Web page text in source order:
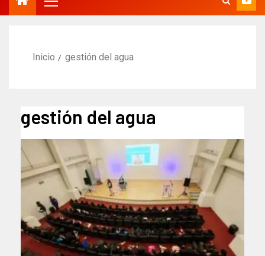
Inicio gestión del agua
gestión del agua